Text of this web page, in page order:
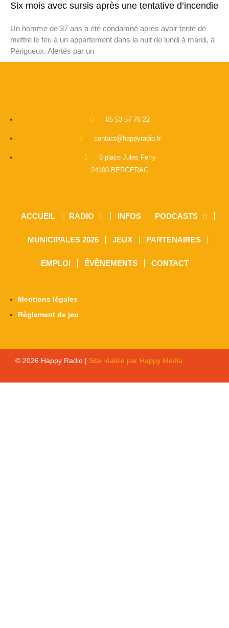
Six mois avec sursis après une tentative d’incendie
Un homme de 37 ans a été condamné après avoir tenté de
mettre le feu à un appartement dans la nuit de lundi à mardi, à
Périgueux. Alertés par un
05 53 57 76 22
contact@happyradio.fr
5 place Jules Ferry
24100 BERGERAC
ACCUEIL RADIO INFOS PODCASTS
MUNICIPALES 2026 JEUX PARTENAIRES
EMPLOI ÉVÈNEMENTS CONTACT
Mentions légales
Règlement de jeu
© 2026 Happy Radio | Site réalisé par Happy Média